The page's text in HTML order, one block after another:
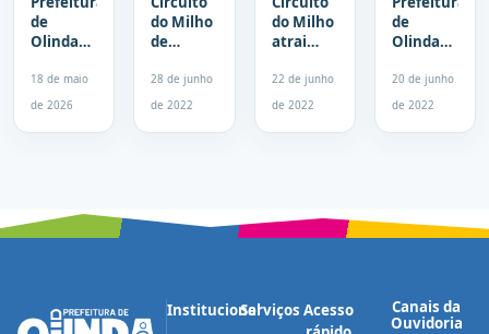
de
Olinda
cadastramento
para
Fenearte
18 de maio
de 2026
do Milho
de
vendeu
12
28 de junho
de 2022
do Milho
atrai
e agrada
os
vendedores
Olinda
22 de junho
de 2022
de
Olinda
Circuito
do Milho
20 de junho
de 2022
InstitucionalServiços Acesso
Canais da
Ouvidoria